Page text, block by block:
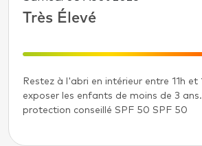
Très Élevé
Restez à l'abri en intérieur entre 11h et
exposer les enfants de moins de 3
protection conseillé SPF 50 SPF 50